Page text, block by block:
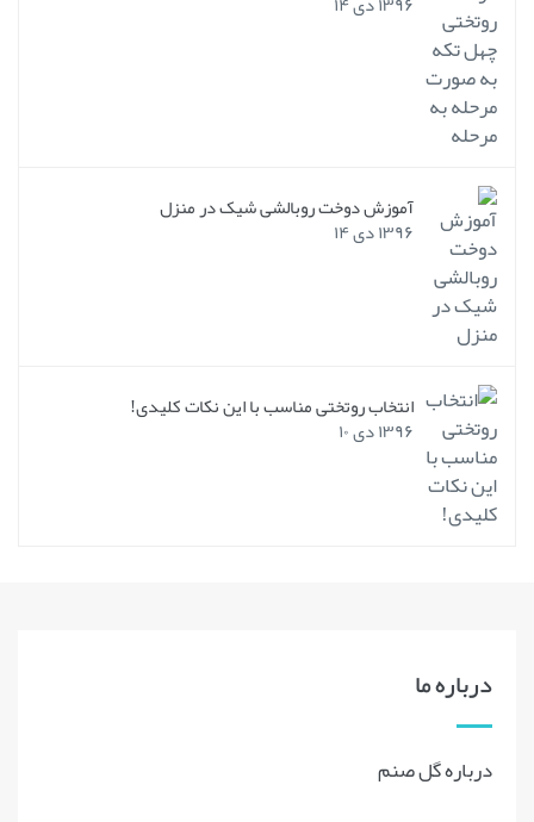
آموزش دوخت روبالشی شیک در منزل
۱۳۹۶ دی ۱۴
انتخاب روتختی مناسب با این نکات کلیدی!
۱۳۹۶ دی ۱۰
درباره ما
درباره گل صنم